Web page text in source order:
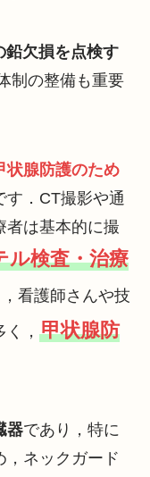
鉛欠損を点検す
制の整備も重要
状腺防護のため
す．CT撮影や通
者は基本的に撮
ル検査・治療
看護師さんや技
， 甲状腺防
器であり，特に
，ネックガード